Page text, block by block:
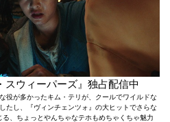
スウィーパーズ』独占配信中
役が多かったキム・テリが、クールでワイルドな
たし、『ヴィンチェンツォ』の大ヒットでさらな
、ちょっとやんちゃなテホもめちゃくちゃ魅力